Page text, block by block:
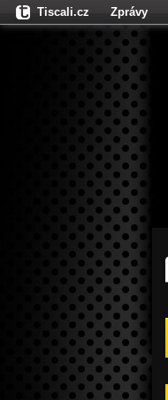
Tiscali.cz Zprávy
Fights.cz